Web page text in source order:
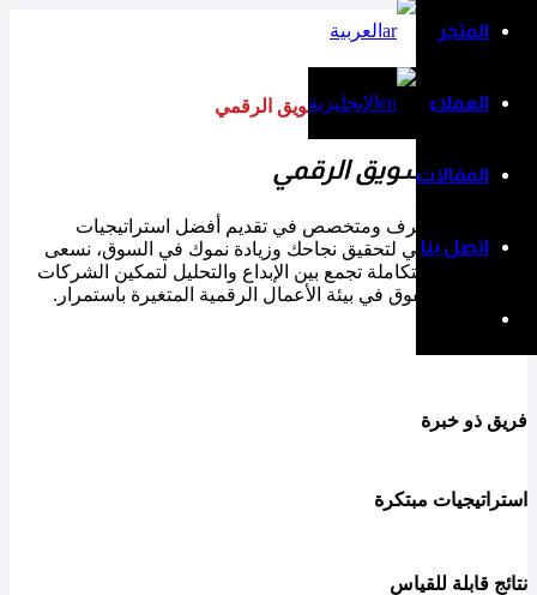
المتجر
العملاء
المقالات
اتصل بنا
العربية
الإنجليزية
الوكالة الأولى في مجال التسويق الرقمي
ستب للتسويق الرقمي
نحن فريق محترف ومتخصص في تقديم أفضل استراتيجيات
التسويق الرقمي لتحقيق نجاحك وزيادة نموك في السوق، نسعى
لابتكار حلول متكاملة تجمع بين الإبداع والتحليل لتمكين الشركات
من التميز والتفوق في بيئة الأعمال الرقمية المتغيرة باستمرار.
ونتميز ب:
فريق ذو خبرة
استراتيجيات مبتكرة
نتائج قابلة للقياس